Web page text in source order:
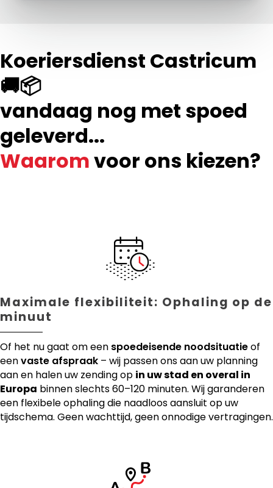
Koeriersdienst Castricum
🚚📦
vandaag nog met spoed
geleverd...
Waaromvoor ons kiezen?
Maximale flexibiliteit: Ophaling op de
minuut
Of het nu gaat om een spoedeisende noodsituatieof
eenvaste afspraak – wij passen ons aan uw planning
aan en halen uw zending op in uw stad en overal in
Europa binnen slechts 60–120 minuten. Wij garanderen
een flexibele ophaling die naadloos aansluit op uw
tijdschema. Geen wachttijd, geen onnodige vertragingen.